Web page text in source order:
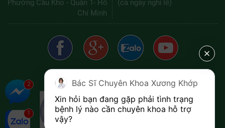
Phường Cầu Kho - Quận 1- Hồ
Chí Minh
(cả ngày nghỉ lễ)
ĐƠN VỊ QUẢN LÝ
Bác Sĩ Chuyên Khoa Xương Khớp
Xin hỏi bạn đang gặp phải tình trạng
bệnh lý nào cần chuyên khoa hỗ trợ